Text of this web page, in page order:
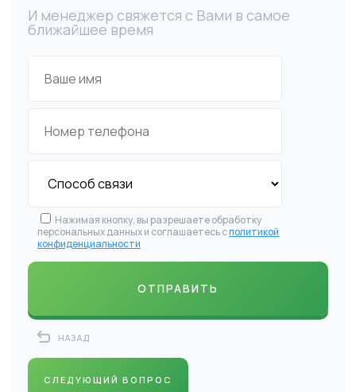
И менеджер свяжется с Вами в самое
ближайшее время
Нажимая кнопку, вы разрешаете обработку
персональных данных и соглашаетесь сполитикой
конфиденциальности
НАЗАД
СЛЕДУЮЩИЙ ВОПРОС